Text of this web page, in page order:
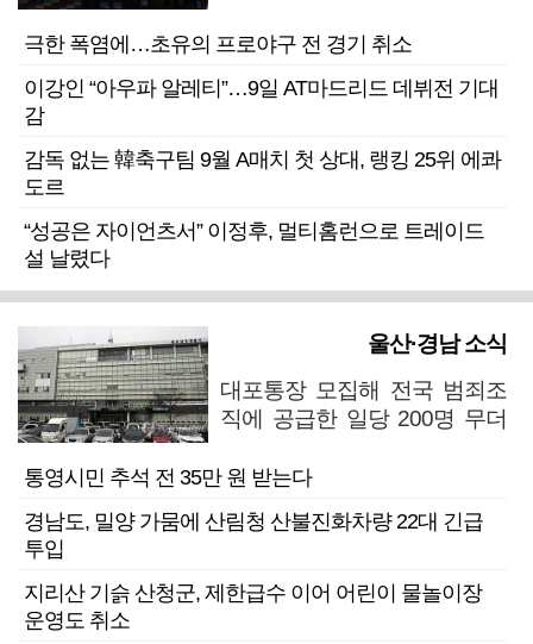
극한 폭염에…초유의 프로야구 전 경기 취소
이강인 “아우파 알레티”…9일 AT마드리드 데뷔전 기대
감
감독 없는 韓축구팀 9월 A매치 첫 상대, 랭킹 25위 에콰
도르
“성공은 자이언츠서” 이정후, 멀티홈런으로 트레이드
설 날렸다
울산·경남 소식
대포통장 모집해 전국 범죄조
직에 공급한 일당 200명 무더
통영시민 추석 전 35만 원 받는다
경남도, 밀양 가뭄에 산림청 산불진화차량 22대 긴급
투입
지리산 기슭 산청군, 제한급수 이어 어린이 물놀이장
운영도 취소